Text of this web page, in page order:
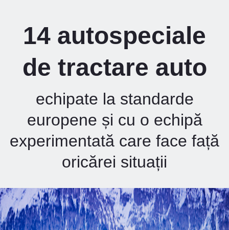
14 autospeciale
de tractare auto
echipate la standarde
europene și cu o echipă
experimentată care face față
oricărei situații